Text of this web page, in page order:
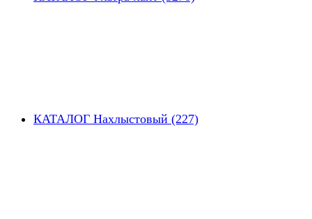
КАТАЛОГ Нахлыстовый (227)